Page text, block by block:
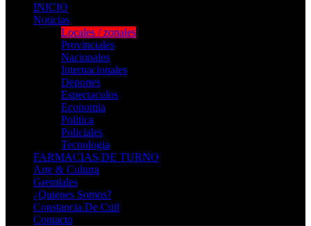
INICIO
Noticias
Locales / zonales
Provinciales
Nacionales
Internacionales
Deportes
Espectaculos
Economia
Politica
Policiales
Tecnologia
FARMACIAS DE TURNO
Arte & Cultura
Gremiales
¿Quienes Somos?
Constancia De Cuil
Contacto